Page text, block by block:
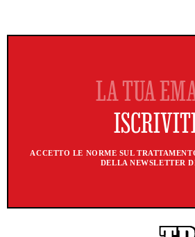
ACCETTO LE NORME SUL
DELLA NEWSLETTER